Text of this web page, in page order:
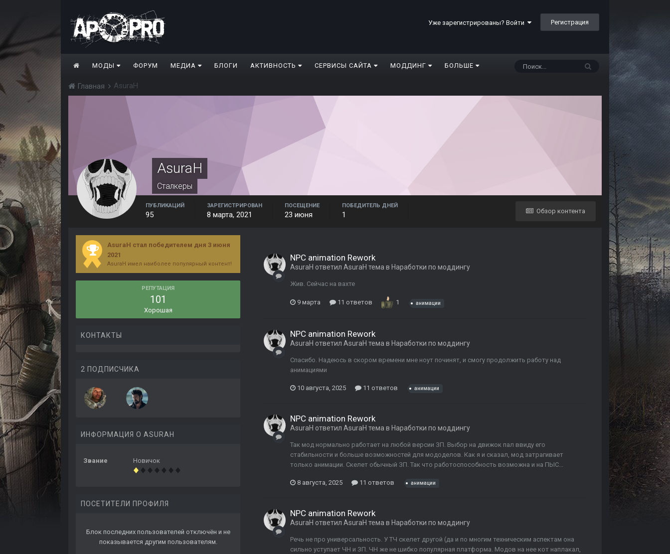
Уже зарегистрированы? Войти Регистрация
МОДЫ ФОРУМ МЕДИА БЛОГИ АКТИВНОСТЬ СЕРВИСЫ САЙТА МОДДИНГ БОЛЬШЕ
Главная AsuraH
AsuraH
Сталкеры
Обзор контента
ПУБЛИКАЦИЙ
95
ЗАРЕГИСТРИРОВАН
8 марта, 2021
ПОСЕЩЕНИЕ
23 июня
ПОБЕДИТЕЛЬ ДНЕЙ
1
AsuraH стал победителем дня 3 июня
2021
AsuraH имел наиболее популярный контент!
РЕПУТАЦИЯ
101
Хорошая
КОНТАКТЫ
2 ПОДПИСЧИКА
ИНФОРМАЦИЯ О ASURAH
Звание Новичок
ПОСЕТИТЕЛИ ПРОФИЛЯ
Блок последних пользователей отключён и не
показывается другим пользователям.
NPC animation Rework
AsuraH ответил AsuraH тема в Наработки по моддингу
Жив. Сейчас на вахте
9 марта 11 ответов 1 анимации
NPC animation Rework
AsuraH ответил AsuraH тема в Наработки по моддингу
Спасибо. Надеюсь в скором времени мне ноут починят, и смогу продолжить работу над
анимациями
10 августа, 2025 11 ответов анимации
NPC animation Rework
AsuraH ответил AsuraH тема в Наработки по моддингу
Так мод нормально работает на любой версии ЗП. Выбор на движок пал ввиду его
стабильности и больше возможностей для мододелов. Как я и сказал, мод затрагивает
только анимации. Скелет обычный ЗП. Так что работоспособность возможна и на ПЫС...
8 августа, 2025 11 ответов анимации
NPC animation Rework
AsuraH ответил AsuraH тема в Наработки по моддингу
Речь не про универсальность. У ТЧ скелет другой (да и по многим техническим аспектам она
сильно уступает ЧН и ЗП. ЧН же не шибко популярная платформа. Модов на нее кот наплакал,